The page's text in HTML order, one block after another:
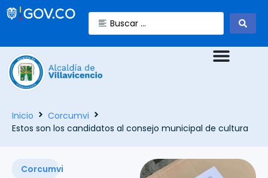
Inicio
Corcumvi
Estos son los candidatos al consejo municipal de cultura
Corcumvi